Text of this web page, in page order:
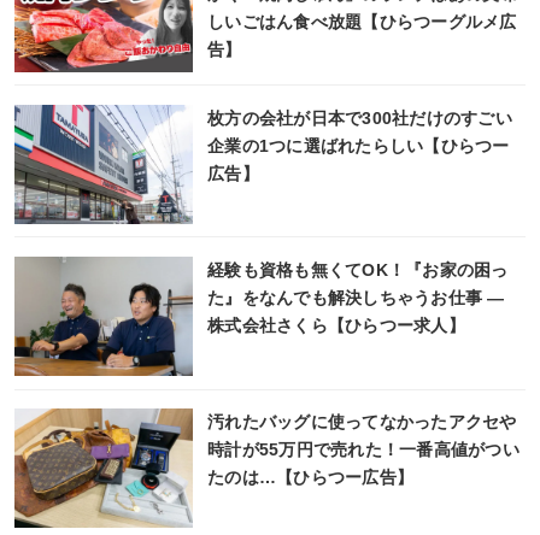
しいごはん食べ放題【ひらつーグルメ広
告】
枚方の会社が日本で300社だけのすごい
企業の1つに選ばれたらしい【ひらつー
広告】
経験も資格も無くてOK！『お家の困っ
た』をなんでも解決しちゃうお仕事 ―
株式会社さくら【ひらつー求人】
汚れたバッグに使ってなかったアクセや
時計が55万円で売れた！一番高値がつい
たのは…【ひらつー広告】